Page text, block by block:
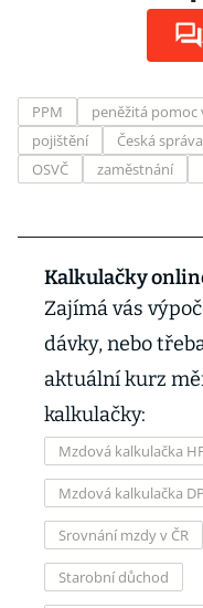
PPM peněžitá
pojištění
Česká
OSVČ
zaměstnání
Kalkulačky
Zajímá vás
dávky, nebo
aktuální kurz
kalkulačky:
Mzdová kalkulačka
Mzdová kalkulačka
Srovnání mzdy v ČR
Starobní důchod